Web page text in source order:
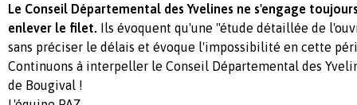
Le Conseil Départemental des Yvelines ne s'engage
enlever le filet. Ils évoquent qu'une "étude détaillée de
sans préciser le délais et évoque l'impossibilité en cette
Continuons à interpeller le Conseil Départemental des
de Bougival !